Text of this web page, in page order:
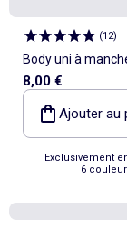
(12)
Body uni à
8,00 €
Ajouter au
Exclusivement
6